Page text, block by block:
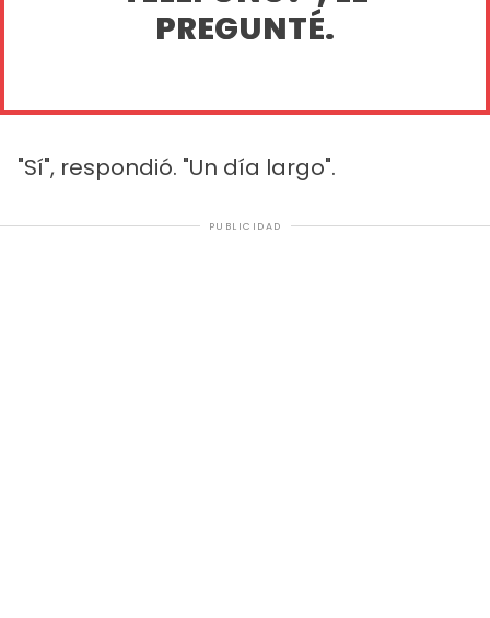
PREGUNTÉ.
"Sí", respondió. "Un día largo".
PUBLICIDAD